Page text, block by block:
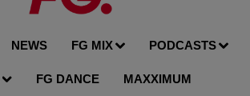
NEWS FG MIX PODCASTS
FG DANCE MAXXIMUM